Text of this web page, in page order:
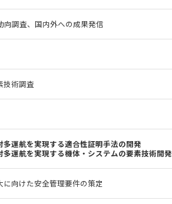
調査、国内外への成果発信
技術調査
運航を実現する適合性証明手法の開発
運航を実現する機体・システムの要素技術開発
向けた安全管理要件の策定